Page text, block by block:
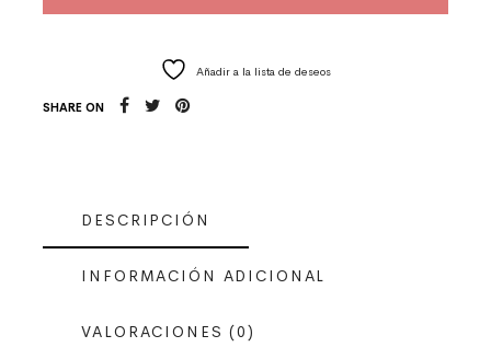
Añadir a la lista de deseos
SHARE ON
DESCRIPCIÓN
INFORMACIÓN ADICIONAL
VALORACIONES (0)